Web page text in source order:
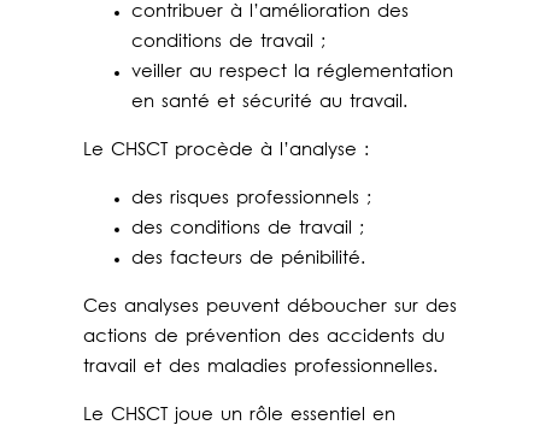
contribuer à l’amélioration des
conditions de travail ;
veiller au respect la réglementation
en santé et sécurité au travail.
Le CHSCT procède à l’analyse :
des risques professionnels ;
des conditions de travail ;
des facteurs de pénibilité.
Ces analyses peuvent déboucher sur des
actions de prévention des accidents du
travail et des maladies professionnelles.
Le CHSCT joue un rôle essentiel en